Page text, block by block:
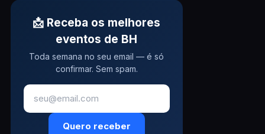
📩 Receba os melhores
eventos de BH
Toda semana no seu email — é só
confirmar. Sem spam.
Quero receber